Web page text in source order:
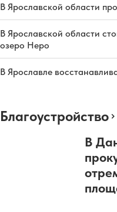
В Ярославской области
В Ярославской области
озеро Неро
В Ярославле
Благоустройство
В